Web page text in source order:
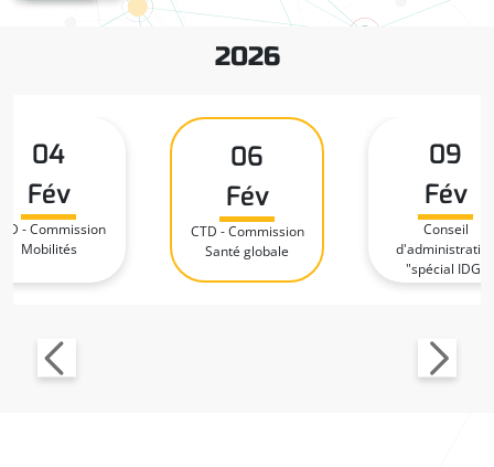
2026
04
Fév
- Commission
Mobilités
06
Fév
CTD - Commission
Santé globale
09
Fév
Conseil
"spécial IDG"